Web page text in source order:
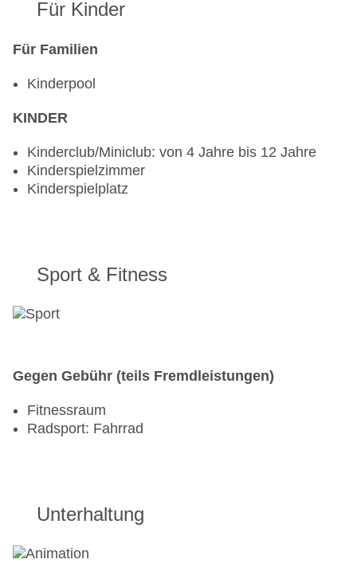
Für Kinder
Für Familien
Kinderpool
KINDER
Kinderclub/Miniclub: von 4 Jahre bis 12 Jahre
Kinderspielzimmer
Kinderspielplatz
Sport & Fitness
Gegen Gebühr (teils Fremdleistungen)
Fitnessraum
Radsport: Fahrrad
Unterhaltung